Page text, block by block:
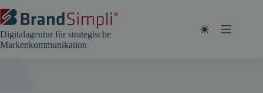
Inhalt
springen
Digitalagentur für strategische
Markenkommunikation